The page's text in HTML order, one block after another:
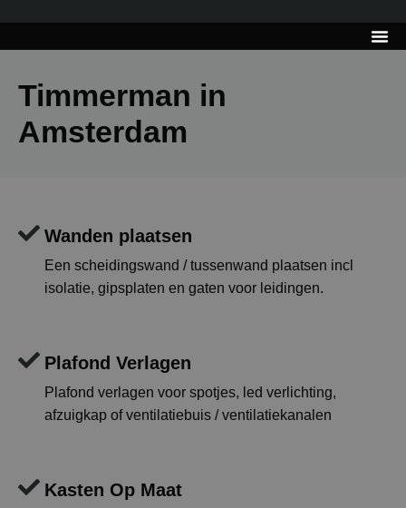
Timmerman in
Amsterdam
Wanden plaatsen
Een scheidingswand / tussenwand plaatsen incl
isolatie, gipsplaten en gaten voor leidingen.
Plafond Verlagen
Plafond verlagen voor spotjes, led verlichting,
afzuigkap of ventilatiebuis / ventilatiekanalen
Kasten Op Maat